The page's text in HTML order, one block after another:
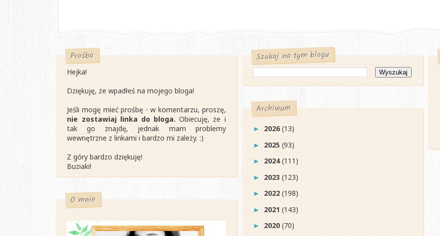
Prośba
Hejka!
Dziękuję, że wpadłeś na mojego bloga!
Jeśli mogę mieć prośbę - w komentarzu, proszę,
nie zostawiaj linka do bloga. Obiecuję, że i
tak go znajdę, jednak mam problemy
wewnętrzne z linkami i bardzo mi zależy. :)
Z góry bardzo dziękuję!
Buziaki!
O mnie
Szukaj na tym blogu
Archiwum
► 2026(13)
► 2025(93)
► 2024(111)
► 2023(123)
► 2022(198)
► 2021(143)
► 2020(70)